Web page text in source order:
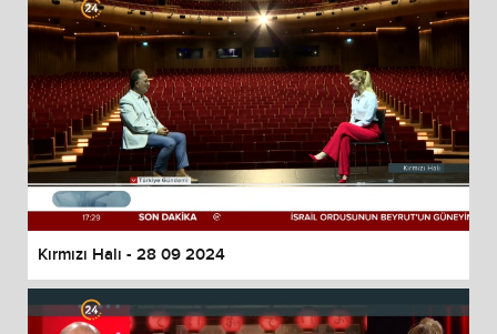
Kırmızı Halı - 28 09 2024